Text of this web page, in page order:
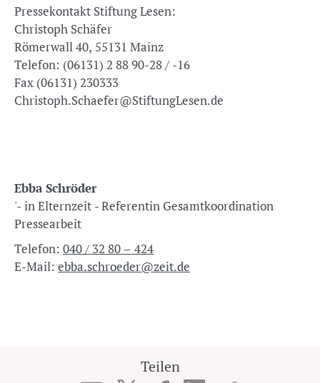
Pressekontakt Stiftung Lesen:
Christoph Schäfer
Römerwall 40, 55131 Mainz
Telefon: (06131) 2 88 90-28 / -16
Fax (06131) 230333
Christoph.Schaefer@StiftungLesen.de
Ebba Schröder
'- in Elternzeit - Referentin Gesamtkoordination
Pressearbeit
Telefon: 040 / 32 80 – 424
E-Mail: ebba.schroeder@zeit.de
Teilen